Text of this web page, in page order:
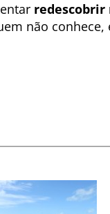
redescobrir
não conhece,